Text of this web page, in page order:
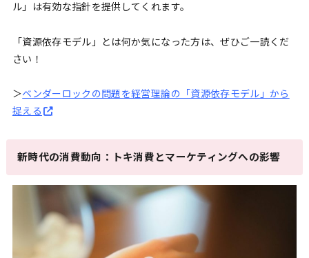
ル」は有効な指針を提供してくれます。
「資源依存モデル」とは何か気になった方は、ぜひご一読くだ
さい！
＞ベンダーロックの問題を経営理論の「資源依存モデル」から
捉える
新時代の消費動向：トキ消費とマーケティングへの影響